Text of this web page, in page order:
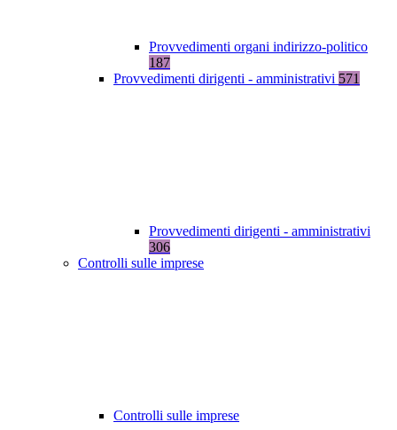
Provvedimenti organi indirizzo-politico
187
Provvedimenti dirigenti - amministrativi 571
Provvedimenti dirigenti - amministrativi
306
Controlli sulle imprese
Controlli sulle imprese